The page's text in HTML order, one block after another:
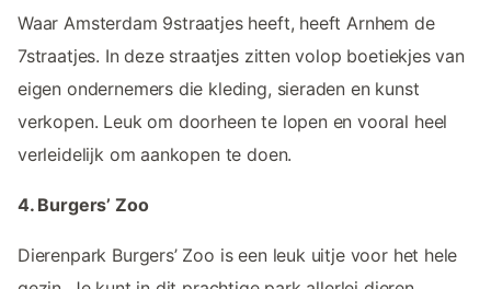
Waar Amsterdam 9straatjes heeft, heeft Arnhem de
7straatjes. In deze straatjes zitten volop boetiekjes van
eigen ondernemers die kleding, sieraden en kunst
verkopen. Leuk om doorheen te lopen en vooral heel
verleidelijk om aankopen te doen.
4. Burgers’ Zoo
Dierenpark Burgers’ Zoo is een leuk uitje voor het hele